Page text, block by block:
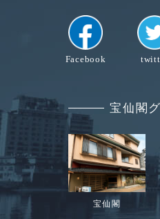
Facebook
宝仙閣
宝仙閣